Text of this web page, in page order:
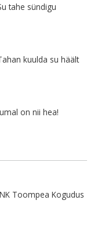
tahe sündigu
kuulda su häält
on nii hea!
Toompea Kogudus